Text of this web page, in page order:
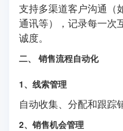
支持多渠道客户沟通（
通讯等），记录每一次
诚度。
二、 销售流程自动化
1、线索管理
自动收集、分配和跟踪
2、销售机会管理